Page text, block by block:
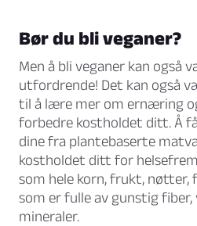
Bør du bli veganer?
Men å bli veganer kan også
utfordrende! Det kan også
til å lære mer om ernæring
forbedre kostholdet ditt. Å
dine fra plantebaserte
kostholdet ditt for
som hele korn, frukt, nøtter,
som er fulle av gunstig
mineraler.